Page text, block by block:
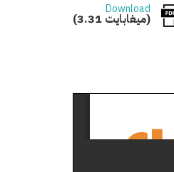
Download
(3.31 ميغابايت)